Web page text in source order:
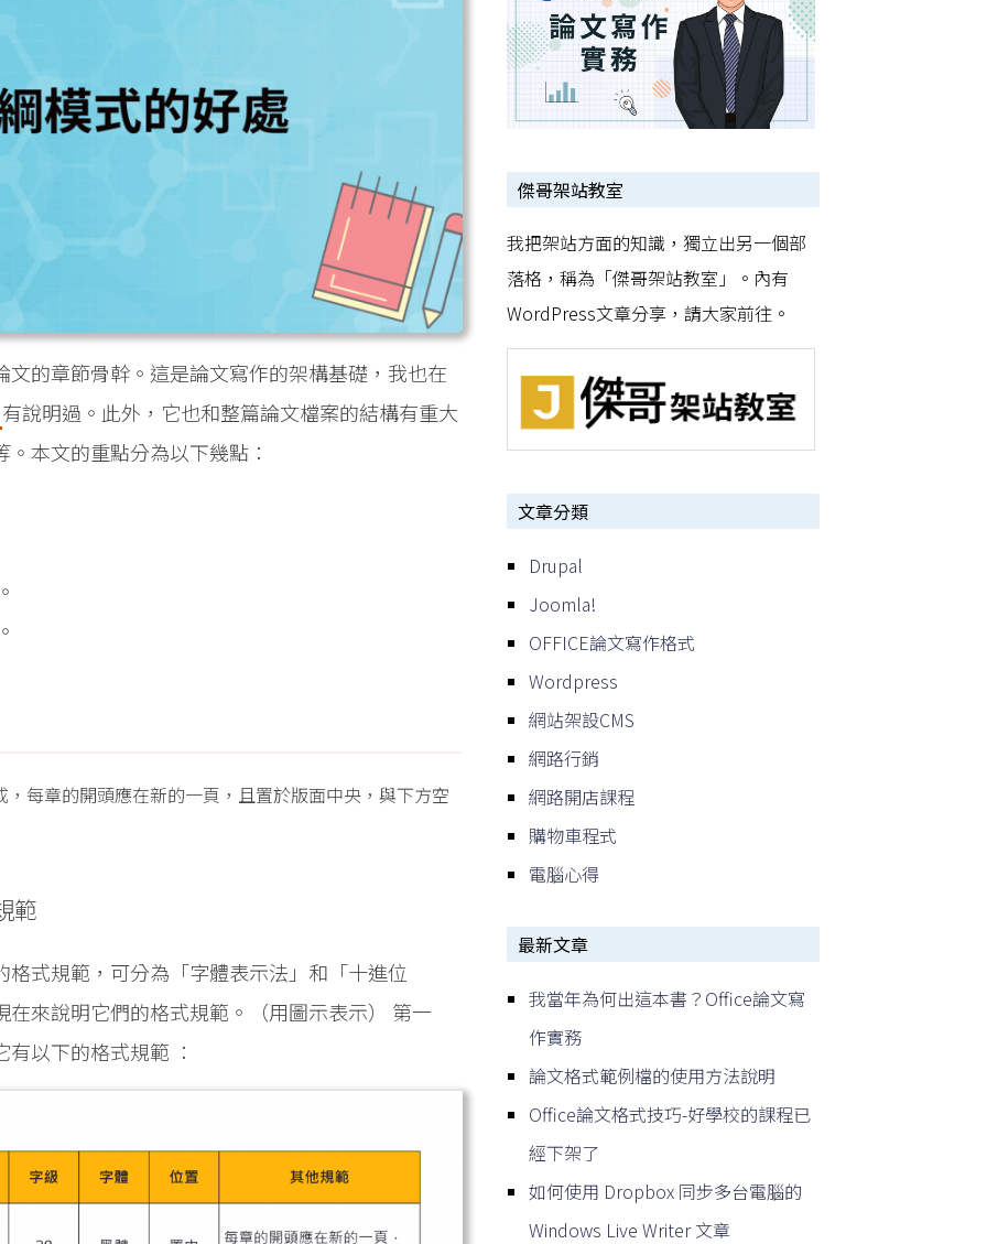
的章節骨幹。這是論文寫作的架構基礎，我也在
有說明過。此外，它也和整篇論文檔案的結構有重大
本文的重點分為以下幾點：
每章的開頭應在新的一頁，且置於版面中央，與下方空
範
式規範，可分為「字體表示法」和「十進位
來說明它們的格式規範。（用圖示表示） 第一
以下的格式規範 ：
傑哥架站教室
我把架站方面的知識，獨立出另一個部
落格，稱為「傑哥架站教室」。內有
WordPress文章分享，請大家前往。
文章分類
Drupal
Joomla!
OFFICE論文寫作格式
Wordpress
網站架設CMS
網路行銷
網路開店課程
購物車程式
電腦心得
最新文章
我當年為何出這本書？Office論文寫
作實務
論文格式範例檔的使用方法說明
Office論文格式技巧-好學校的課程已
經下架了
如何使用 Dropbox 同步多台電腦的
Windows Live Writer 文章